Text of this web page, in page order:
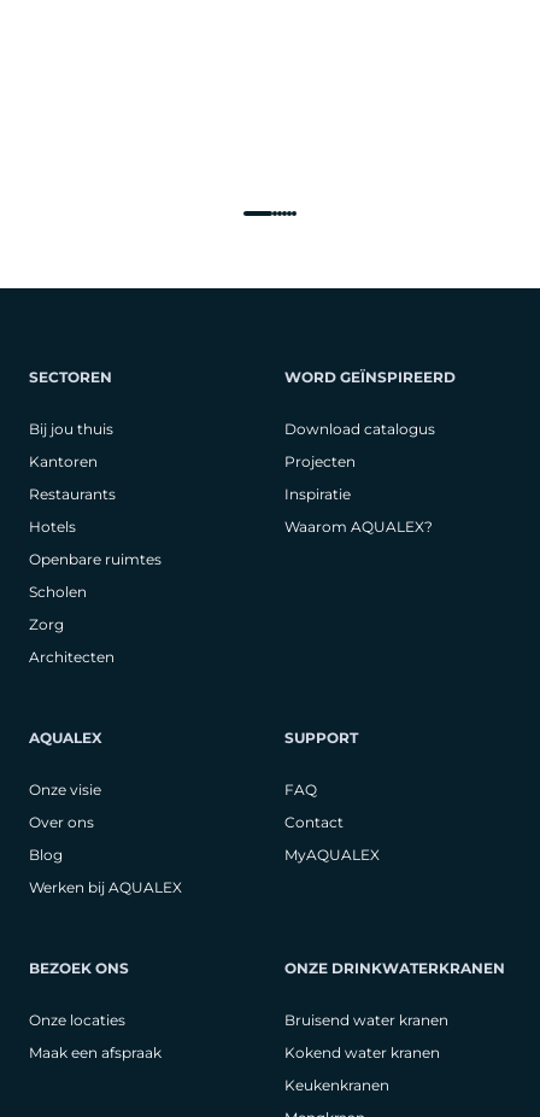
SECTOREN
Bij jou thuis
Kantoren
Restaurants
Hotels
Openbare ruimtes
Scholen
Zorg
Architecten
WORD GEÏNSPIREERD
Download catalogus
Projecten
Inspiratie
Waarom AQUALEX?
AQUALEX
Onze visie
Over ons
Blog
Werken bij AQUALEX
SUPPORT
FAQ
Contact
MyAQUALEX
BEZOEK ONS
Onze locaties
Maak een afspraak
ONZE DRINKWATERKRANEN
Bruisend water kranen
Kokend water kranen
Keukenkranen